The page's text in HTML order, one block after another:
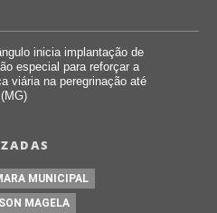
inicia implantação de
especial para reforçar a
viária na peregrinação até
MUNICIPAL
MAGELA